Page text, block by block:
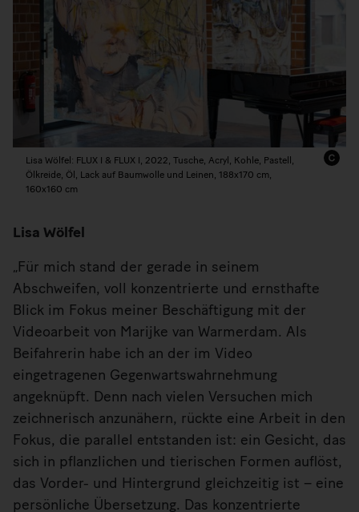
Lisa Wölfel: FLUX I & FLUX I, 2022, Tusche, Acryl, Kohle, Pastell,
Ölkreide, Öl, Lack auf Baumwolle und Leinen, 188x170 cm,
160x160 cm
Lisa Wölfel
„Für mich stand der gerade in seinem
Abschweifen, voll konzentrierte und ernsthafte
Blick im Fokus meiner Beschäftigung mit der
Videoarbeit von Marijke van Warmerdam. Als
Beifahrerin habe ich an der im Video
eingetragenen Gegenwartswahrnehmung
angeknüpft. Denn nach vielen Versuchen mich
zeichnerisch anzunähern, rückte eine Arbeit in den
Fokus, die parallel entstanden ist: ein Gesicht, das
sich in pflanzlichen und tierischen Formen auflöst,
das Vorder- und Hintergrund gleichzeitig ist – eine
persönliche Übersetzung. Das konzentrierte